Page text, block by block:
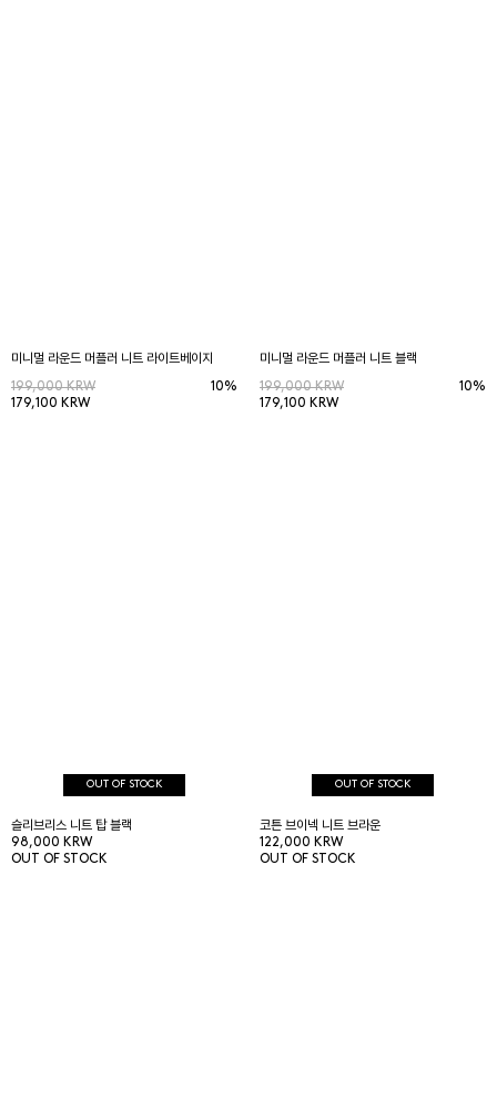
미니멀 라운드 머플러 니트 라이트베이지
199,000 KRW
179,100 KRW
10%
미니멀 라운드 머플러 니트 블랙
199,000 KRW
179,100 KRW
10%
OUT OF STOCK
슬리브리스 니트 탑 블랙
98,000 KRW
OUT OF STOCK
OUT OF STOCK
코튼 브이넥 니트 브라운
122,000 KRW
OUT OF STOCK